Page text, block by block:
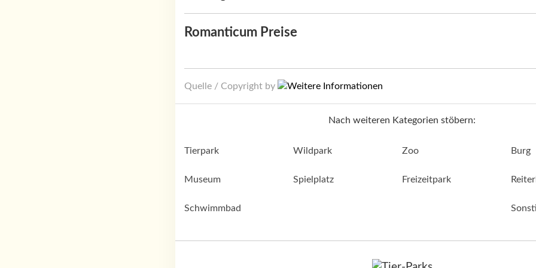
Romanticum Preise
Quelle / Copyright by
Nach weiteren Kategorien stöbern:
Tierpark Wildpark Zoo Burg
Museum Spielplatz Freizeitpark
Schwimmbad